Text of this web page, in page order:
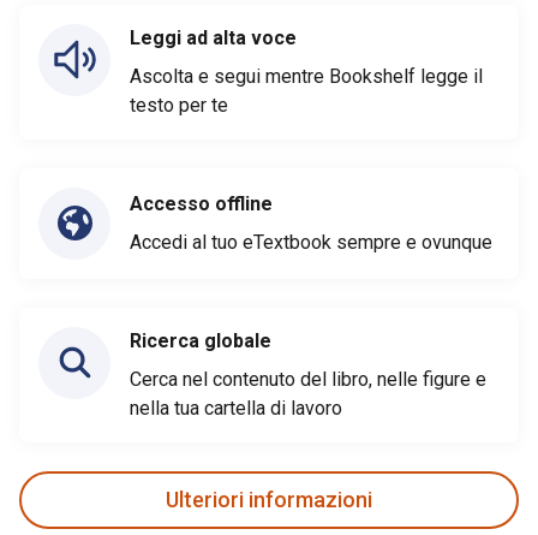
Leggi ad alta voce
Ascolta e segui mentre Bookshelf legge il
testo per te
Accesso offline
Accedi al tuo eTextbook sempre e ovunque
Ricerca globale
Cerca nel contenuto del libro, nelle figure e
nella tua cartella di lavoro
Ulteriori informazioni